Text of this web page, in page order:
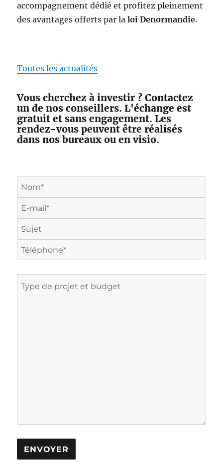
accompagnement dédié et profitez pleinement
des avantages offerts par laloi Denormandie.
Toutes les actualités
Vous cherchez à investir ? Contactez
un de nos conseillers. L'échange est
gratuit et sans engagement. Les
rendez-vous peuvent être réalisés
dans nos bureaux ou en visio.